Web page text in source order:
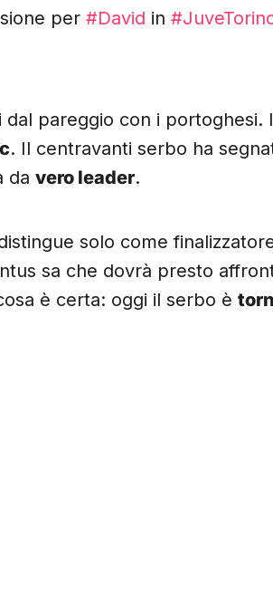
per #David in
pareggio con i portoghesi.
. Il centravanti serbo ha
da vero leader.
solo come
sa che dovrà presto
è certa: oggi il serbo è